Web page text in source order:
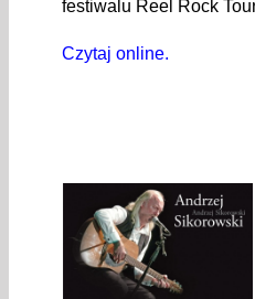
festiwalu Reel Rock
Czytaj online.